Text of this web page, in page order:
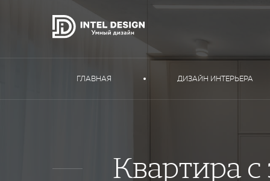
ГЛАВНАЯ ДИЗАЙН ИНТЕРЬЕРА
Квартира